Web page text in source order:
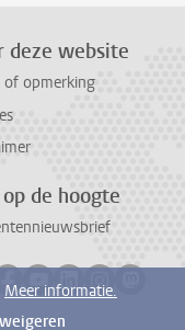
deze website
of opmerking
de hoogte
Meer informatie.